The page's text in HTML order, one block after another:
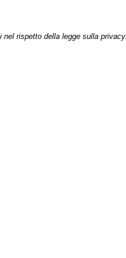
rispetto della legge sulla privacy.